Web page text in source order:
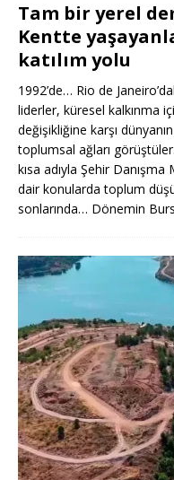
Tam bir yerel
Kentte
katılım yolu
1992’de… Rio de
liderler, küresel kalkınma
değişikliğine karşı
toplumsal ağları
kısa adıyla Şehir
dair konularda toplum
sonlarında… Dönemin